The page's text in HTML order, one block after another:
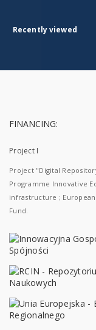
Recently viewed
FINANCING:
Project I
Project "Digital
Programme Innovative
infrastructure ;
Fund.